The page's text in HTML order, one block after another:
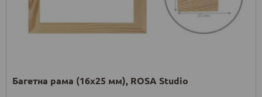
Багетна рама (16х25 мм), ROSA Studio